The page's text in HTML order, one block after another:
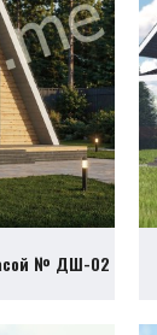
№ ДШ-02